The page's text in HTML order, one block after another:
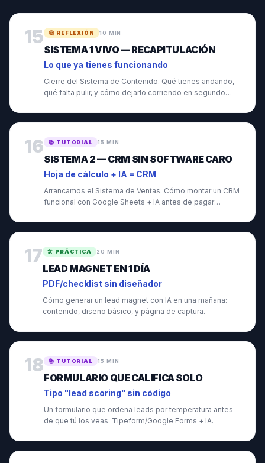
15 🤔 REFLEXIÓN 10 MIN
SISTEMA 1 VIVO — RECAPITULACIÓN
Lo que ya tienes funcionando
Cierre del Sistema de Contenido. Qué tienes andando,
qué falta pulir, y cómo dejarlo corriendo en segundo
16 📚 TUTORIAL 15 MIN
SISTEMA 2 — CRM SIN SOFTWARE CARO
Hoja de cálculo + IA = CRM
Arrancamos el Sistema de Ventas. Cómo montar un CRM
funcional con Google Sheets + IA antes de pagar
17 🛠️ PRÁCTICA 20 MIN
LEAD MAGNET EN 1 DÍA
PDF/checklist sin diseñador
Cómo generar un lead magnet con IA en una mañana:
contenido, diseño básico, y página de captura.
18 📚 TUTORIAL 15 MIN
FORMULARIO QUE CALIFICA SOLO
Tipo "lead scoring" sin código
Un formulario que ordena leads por temperatura antes
de que tú los veas. Tipeform/Google Forms + IA.